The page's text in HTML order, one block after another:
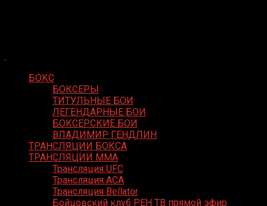
БОКС
БОКСЕРЫ
ТИТУЛЬНЫЕ БОИ
ЛЕГЕНДАРНЫЕ БОИ
БОКСЕРСКИЕ БОИ
ВЛАДИМИР ГЕНДЛИН
ТРАНСЛЯЦИИ БОКСА
ТРАНСЛЯЦИИ MMA
Трансляция UFC
Трансляция ACA
Трансляция Bellator
Бойцовский клуб РЕН ТВ прямой эфир